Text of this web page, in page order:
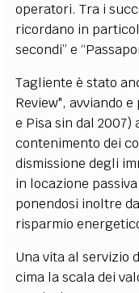
operatori. Tra i
ricordano in
secondi” e
Tagliente è stato
Review", avviando
e Pisa sin dal
contenimento dei
dismissione degli
in locazione
ponendosi inoltre
risparmio
Una vita al servizio
cima la scala dei